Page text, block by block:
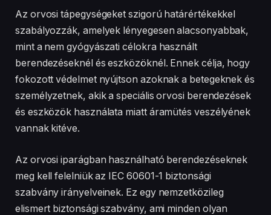
Az orvosi tápegységeket szigorú határértékekkel
szabályozzák, amelyek lényegesen alacsonyabbak,
mint a nem gyógyászati célokra használt
berendezéseknél és eszközöknél. Ennek célja, hogy
fokozott védelmet nyújtson azoknak a betegeknek és
személyzetnek, akik a speciális orvosi berendezések
és eszközök használata miatt áramütés veszélyének
vannak kitéve.
Az orvosi iparágban használható berendezéseknek
meg kell felelniük az IEC 60601-1 biztonsági
szabvány irányelveinek. Ez egy nemzetközileg
elismert biztonsági szabvány, ami minden olyan